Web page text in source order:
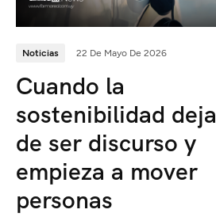
Noticias 22 De Mayo De 2026
Cuando la
sostenibilidad deja
de ser discurso y
empieza a mover
personas